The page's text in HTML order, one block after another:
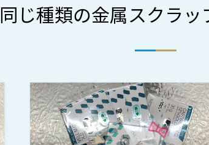
同じ種類の金属スクラ